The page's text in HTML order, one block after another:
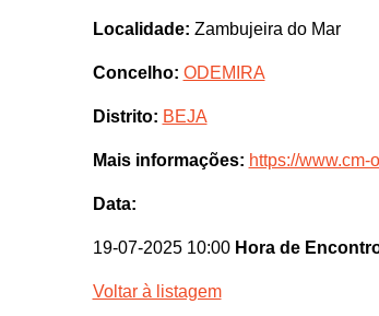
Localidade: Zambujeira do Mar
Concelho: ODEMIRA
Distrito: BEJA
Mais informações: https://www.cm-
Data:
19-07-2025 10:00 Hora de
Voltar à listagem